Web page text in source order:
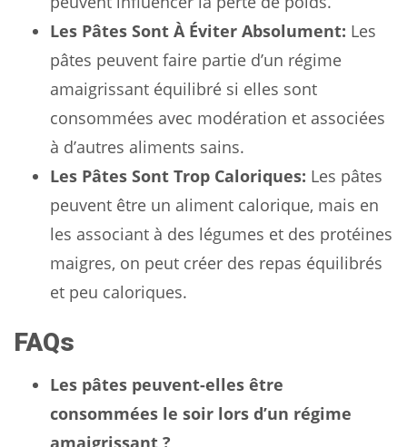
Les Pâtes Sont À Éviter Absolument: Les
pâtes peuvent faire partie d’un régime
amaigrissant équilibré si elles sont
consommées avec modération et associées
à d’autres aliments sains.
Les Pâtes Sont Trop Caloriques: Les pâtes
peuvent être un aliment calorique, mais en
les associant à des légumes et des protéines
maigres, on peut créer des repas équilibrés
et peu caloriques.
FAQs
Les pâtes peuvent-elles être
consommées le soir lors d’un régime
amaigrissant ?